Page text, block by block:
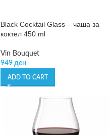
Black Cocktail Glass – чаша за
коктел 450 ml
Vin Bouquet
949 ден
ADD TO CART